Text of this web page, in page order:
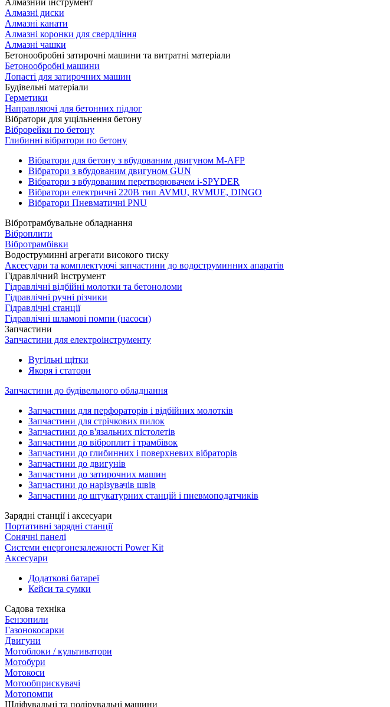
Алмазний інструмент
Алмазні диски
Алмазні канати
Алмазні коронки для свердління
Алмазні чашки
Бетонообробні затирочні машини та витратні матеріали
Бетонообробні машини
Лопасті для затирочних машин
Будівельні матеріали
Герметики
Направляючі для бетонних підлог
Вібратори для ущільнення бетону
Віброрейки по бетону
Глибинні вібратори по бетону
Вібратори для бетону з вбудованим двигуном M-AFP
Вібратори з вбудованим двигуном GUN
Вібратори з вбудованим перетворювачем i-SPYDER
Вібратори електричні 220B тип AVMU, RVMUE, DINGO
Вібратори Пневматичні PNU
Вібротрамбувальне обладнання
Віброплити
Вібротрамбівки
Водоструминні агрегати високого тиску
Аксесуари та комплектуючі запчастини до водоструминних апаратів
Гідравлічний інструмент
Гідравлічні відбійні молотки та бетоноломи
Гідравлічні ручні різчики
Гідравлічні станції
Гідравлічні шламові помпи (насоси)
Запчастини
Запчастини для електроінструменту
Вугільні щітки
Якоря і статори
Запчастини до будівельного обладнання
Запчастини для перфораторів і відбійних молотків
Запчастини для стрічкових пилок
Запчастини до в'язальних пістолетів
Запчастини до віброплит і трамбівок
Запчастини до глибинних і поверхневих вібраторів
Запчастини до двигунів
Запчастини до затирочних машин
Запчастини до нарізувачів швів
Запчастини до штукатурних станцій і пневмоподатчиків
Зарядні станції і аксесуари
Портативні зарядні станції
Сонячні панелі
Системи енергонезалежності Power Kit
Аксесуари
Додаткові батареї
Кейси та сумки
Садова техніка
Бензопили
Газонокосарки
Двигуни
Мотоблоки / культиватори
Мотобури
Мотокоси
Мотообприскувачі
Мотопомпи
Шліфувальні та полірувальні машини